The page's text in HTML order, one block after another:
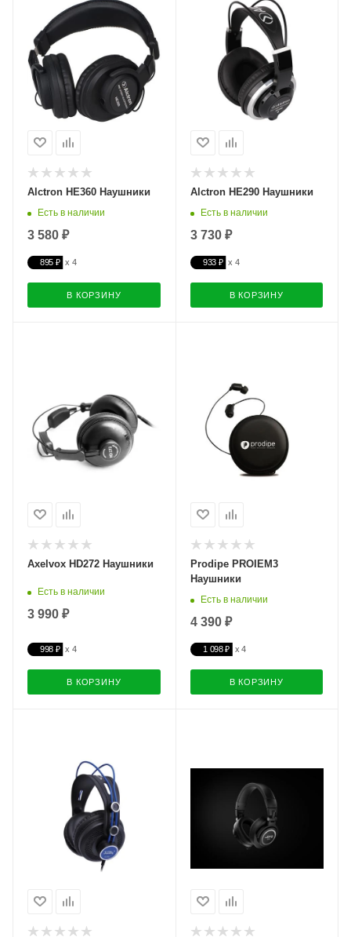
Alctron HE360 Наушники
Есть в наличии
3 580 ₽
895 ₽
В КОРЗИНУ
Alctron HE290 Наушники
Есть в наличии
3 730 ₽
933 ₽
В КОРЗИНУ
Axelvox HD272 Наушники
Есть в наличии
3 990 ₽
998 ₽
В КОРЗИНУ
Prodipe PROIEM3
Наушники
Есть в наличии
4 390 ₽
1 098 ₽
В КОРЗИНУ